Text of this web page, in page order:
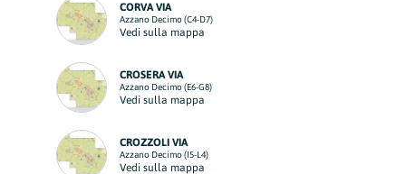
CORVA VIA
Azzano Decimo (C4-D7)
Vedi sulla mappa
CROSERA VIA
Azzano Decimo (E6-G8)
Vedi sulla mappa
CROZZOLI VIA
Azzano Decimo (I5-L4)
Vedi sulla mappa